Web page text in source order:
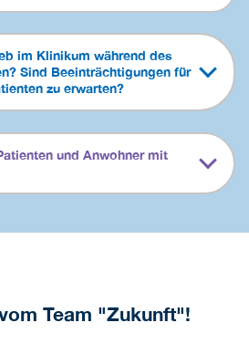
im Klinikum während des
Sind Beeinträchtigungen für
zu erwarten?
und Anwohner mit
Team "Zukunft"!